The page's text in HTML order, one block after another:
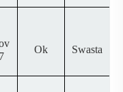
Ok Swasta